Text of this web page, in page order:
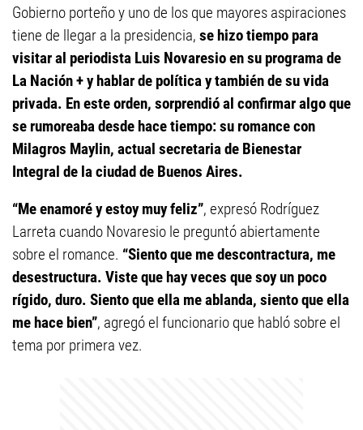
Gobierno porteño y uno de los que mayores aspiraciones
tiene de llegar a la presidencia, se hizo tiempo para
visitar al periodista Luis Novaresio en su programa de
La Nación + y hablar de política y también de su vida
privada. En este orden, sorprendió al confirmar algo que
se rumoreaba desde hace tiempo: su romance con
Milagros Maylin, actual secretaria de Bienestar
Integral de la ciudad de Buenos Aires.
“Me enamoré y estoy muy feliz”, expresó Rodríguez
Larreta cuando Novaresio le preguntó abiertamente
sobre el romance. “Siento que me descontractura, me
desestructura. Viste que hay veces que soy un poco
rígido, duro. Siento que ella me ablanda, siento que ella
me hace bien”, agregó el funcionario que habló sobre el
tema por primera vez.